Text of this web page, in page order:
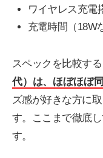
ワイヤレス充電
充電時間（18W
スペックを比較する
代）は、ほぼほぼ
ズ感が好きな方に
す。ここまで徹底
す。